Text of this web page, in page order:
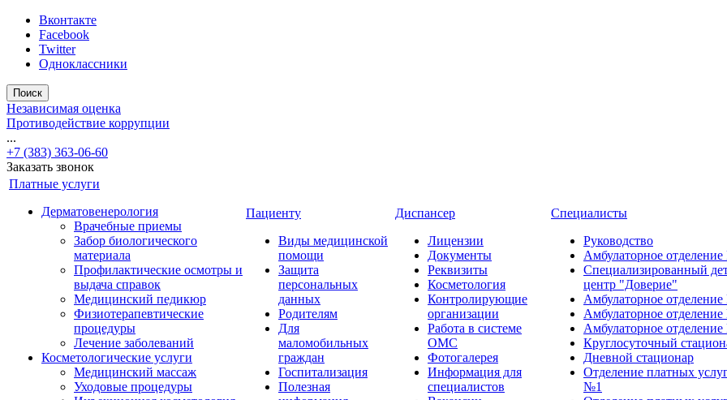
Вконтакте
Facebook
Twitter
Одноклассники
Поиск
Независимая оценка
Противодействие коррупции
...
+7 (383) 363-06-60
Заказать звонок
Платные услуги
Дерматовенерология
Врачебные приемы
Забор биологического
материала
Профилактические осмотры и
выдача справок
Медицинский педикюр
Физиотерапевтические
процедуры
Лечение заболеваний
Косметологические услуги
Медицинский массаж
Уходовые процедуры
Пациенту
Виды медицинской
помощи
Защита
персональных
данных
Родителям
Для
маломобильных
граждан
Госпитализация
Полезная
Диспансер
Лицензии
Документы
Реквизиты
Косметология
Контролирующие
организации
Работа в системе
ОМС
Фотогалерея
Информация для
специалистов
Специалисты
Руководство
Амбулаторное
Специализированный
центр "Доверие"
Амбулаторное
Амбулаторное
Амбулаторное
Круглосуточный
Дневной стационар
Отделение платных
№1